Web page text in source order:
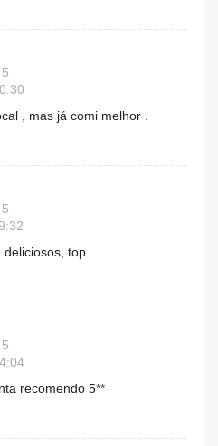
, mas já comi melhor .
deliciosos, top
recomendo 5**